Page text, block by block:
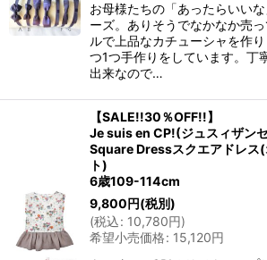
お母様たちの「あったらいい
ーズ。ありそうでなかなか売
ルで上品なカチューシャを作
つ1つ手作りをしています。丁
出来なので…
【SALE!!30％OFF!!】
Je suis en CP!(ジュスィザン
Square Dressスクエアドレス
ト)
6歳109-114cm
9,800円(税別)
(税込: 10,780円)
希望小売価格: 15,120円